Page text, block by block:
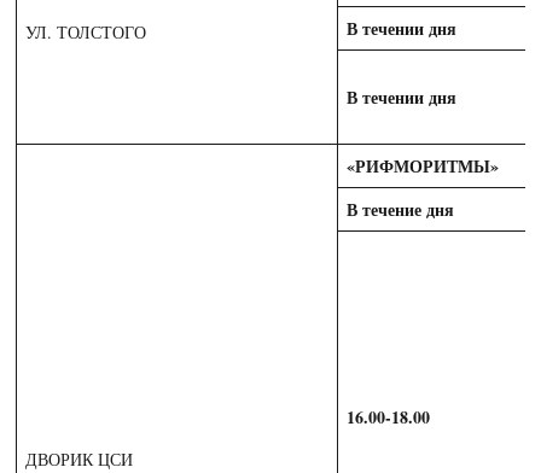
УЛ. ТОЛСТОГО
В течении дня
В течении дня
ДВОРИК ЦСИ
«РИФМОРИТМЫ»
В течение дня
16.00-18.00